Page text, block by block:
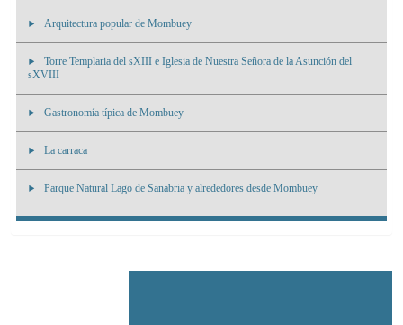
Arquitectura popular de Mombuey
Torre Templaria del sXIII e Iglesia de Nuestra Señora de la Asunción del
sXVIII
Gastronomía típica de Mombuey
La carraca
Parque Natural Lago de Sanabria y alrededores desde Mombuey